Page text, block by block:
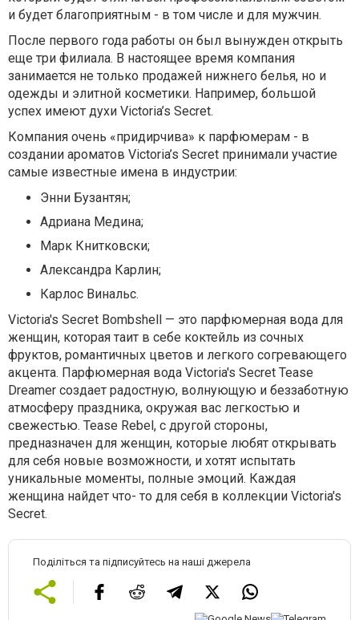
и будет благоприятным - в том числе и для мужчин.
После первого года работы он был вынужден открыть
еще три филиала. В настоящее время компания
занимается не только продажей нижнего белья, но и
одежды и элитной косметики. Например, большой
успех имеют духи Victoria’s Secret.
Компания очень «придирчива» к парфюмерам - в
создании ароматов Victoria’s Secret принимали участие
самые известные имена в индустрии:
Энни Бузантян;
Адриана Медина;
Марк Книтковски;
Александра Карлин;
Карлос Винальс.
Victoria's Secret Bombshell — это парфюмерная вода для
женщин, которая таит в себе коктейль из сочных
фруктов, романтичных цветов и легкого согревающего
акцента. Парфюмерная вода Victoria's Secret Tease
Dreamer создает радостную, волнующую и беззаботную
атмосферу праздника, окружая вас легкостью и
свежестью. Tease Rebel, с другой стороны,
предназначен для женщин, которые любят открывать
для себя новые возможности, и хотят испытать
уникальные моменты, полные эмоций. Каждая
женщина найдет что- то для себя в коллекции Victoria's
Secret.
Поділіться та підписуйтесь на наші джерела